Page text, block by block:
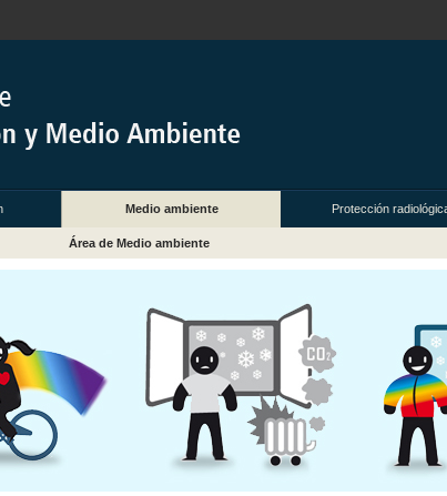
Medio ambiente Protección
Área de Medio ambiente